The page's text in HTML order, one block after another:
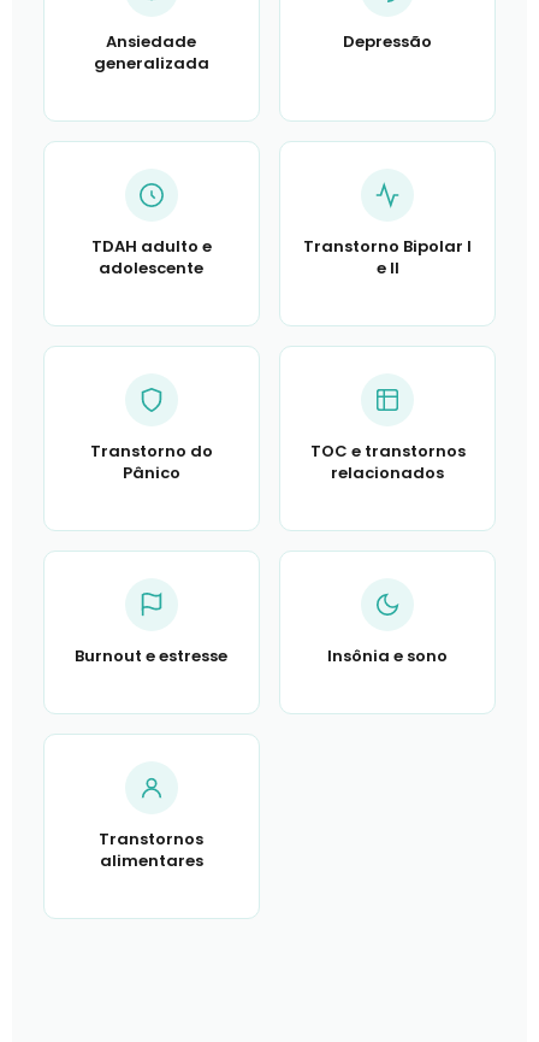
Ansiedade
generalizada
Depressão
TDAH adulto e
adolescente
Transtorno Bipolar I
e II
Transtorno do
Pânico
TOC e transtornos
relacionados
Burnout e estresse Insônia e sono
Transtornos
alimentares